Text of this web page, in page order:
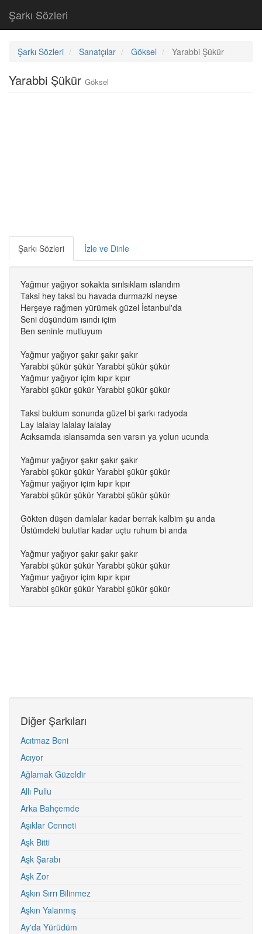
Şarkı Sözleri
Şarkı Sözleri Sanatçılar Göksel Yarabbi Şükür
Yarabbi Şükür Göksel
Şarkı Sözleri İzle ve Dinle
Yağmur yağıyor sokakta sırılsıklam ıslandım
Taksi hey taksi bu havada durmazki neyse
Herşeye rağmen yürümek güzel İstanbul'da
Seni düşündüm ısındı içim
Ben seninle mutluyum
Yağmur yağıyor şakır şakır şakır
Yarabbi şükür şükür Yarabbi şükür şükür
Yağmur yağıyor içim kıpır kıpır
Yarabbi şükür şükür Yarabbi şükür şükür
Taksi buldum sonunda güzel bi şarkı radyoda
Lay lalalay lalalay lalalay
Acıksamda ıslansamda sen varsın ya yolun ucunda
Yağmur yağıyor şakır şakır şakır
Yarabbi şükür şükür Yarabbi şükür şükür
Yağmur yağıyor içim kıpır kıpır
Yarabbi şükür şükür Yarabbi şükür şükür
Gökten düşen damlalar kadar berrak kalbim şu anda
Üstümdeki bulutlar kadar uçtu ruhum bi anda
Yağmur yağıyor şakır şakır şakır
Yarabbi şükür şükür Yarabbi şükür şükür
Yağmur yağıyor içim kıpır kıpır
Yarabbi şükür şükür Yarabbi şükür şükür
Diğer Şarkıları
Acıtmaz Beni
Acıyor
Ağlamak Güzeldir
Allı Pullu
Arka Bahçemde
Aşıklar Cenneti
Aşk Bitti
Aşk Şarabı
Aşk Zor
Aşkın Sırrı Bilinmez
Aşkın Yalanmış
Ay'da Yürüdüm